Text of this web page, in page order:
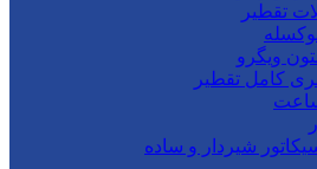
تقطیر
ویگرو
کامل تقطیر
شیردار و ساده